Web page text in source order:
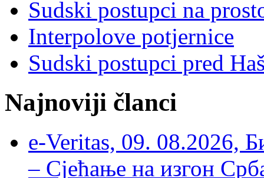
Sudski postupci na
Interpolove potjernice
Sudski postupci pred
Najnoviji članci
e-Veritas, 09. 08.2026,
– Сјећање на изгон